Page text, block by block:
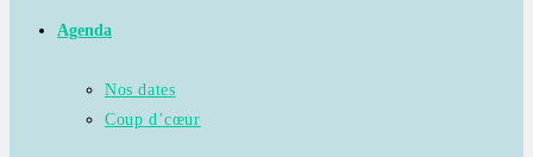
Agenda
Nos dates
Coup d’cœur